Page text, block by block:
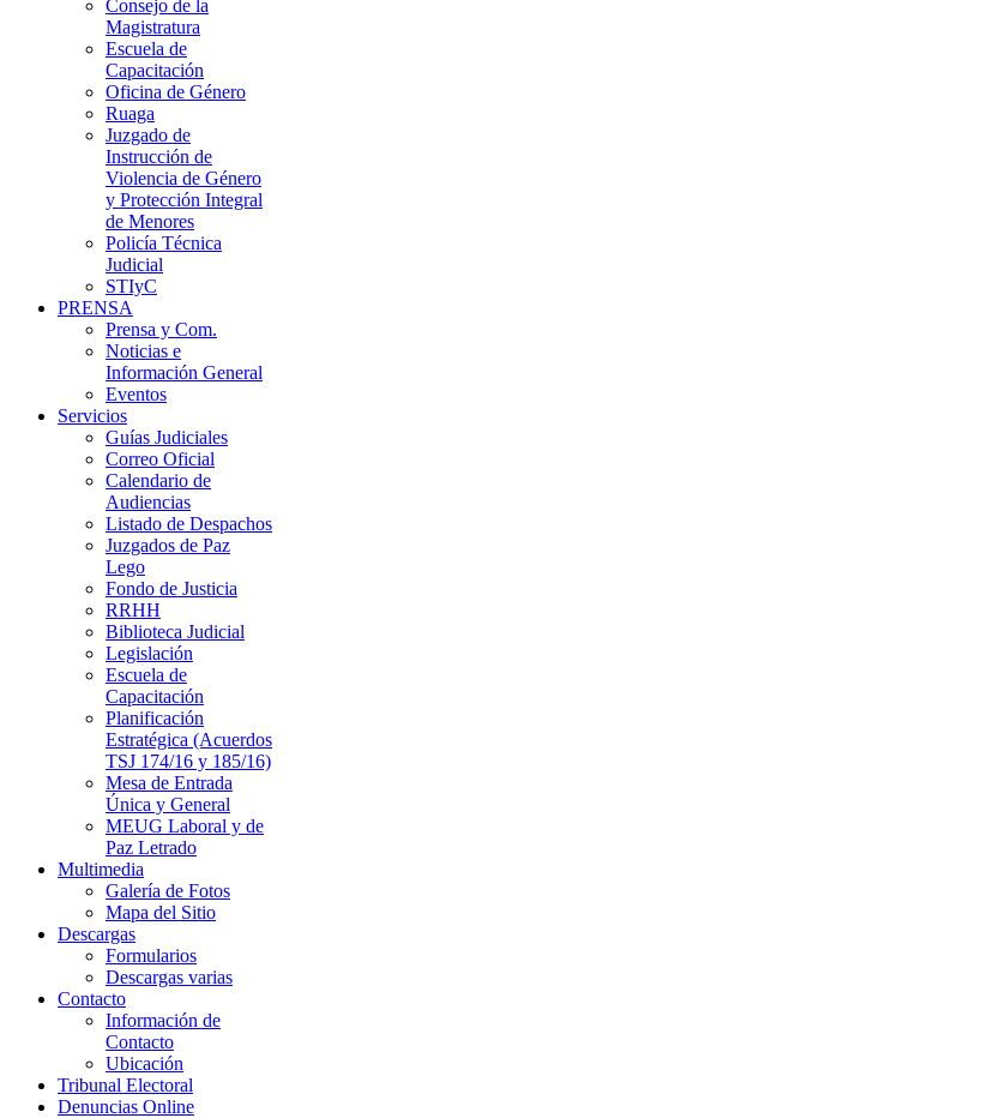
Consejo de la
Magistratura
Escuela de
Capacitación
Oficina de Género
Ruaga
Juzgado de
Instrucción de
Violencia de Género
y Protección Integral
de Menores
Policía Técnica
Judicial
STIyC
PRENSA
Prensa y Com.
Noticias e
Información General
Eventos
Servicios
Guías Judiciales
Correo Oficial
Calendario de
Audiencias
Listado de Despachos
Juzgados de Paz
Lego
Fondo de Justicia
RRHH
Biblioteca Judicial
Legislación
Escuela de
Capacitación
Planificación
Estratégica (Acuerdos
TSJ 174/16 y 185/16)
Mesa de Entrada
Única y General
MEUG Laboral y de
Paz Letrado
Multimedia
Galería de Fotos
Mapa del Sitio
Descargas
Formularios
Descargas varias
Contacto
Información de
Contacto
Ubicación
Tribunal Electoral
Denuncias Online